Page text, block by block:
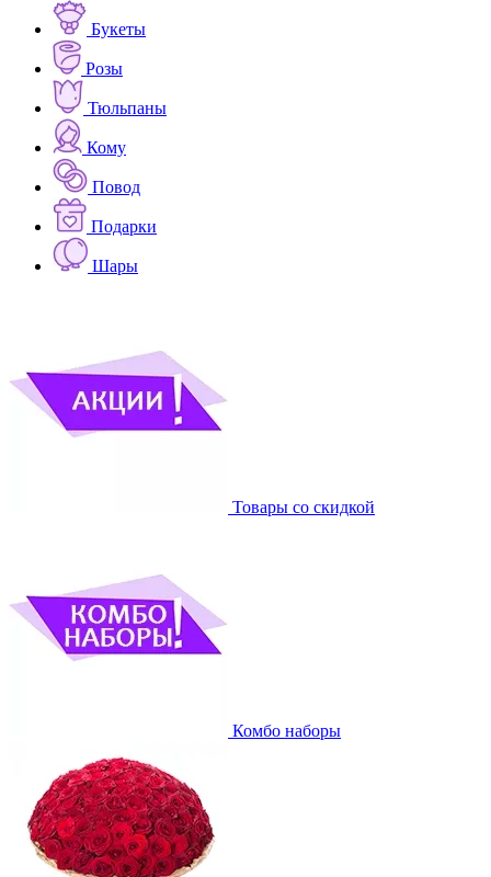
Букеты
Розы
Тюльпаны
Кому
Повод
Подарки
Шары
Товары со скидкой
Комбо наборы